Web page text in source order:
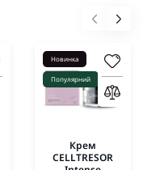
Новинка
Популярний
Крем
CELLTRESOR